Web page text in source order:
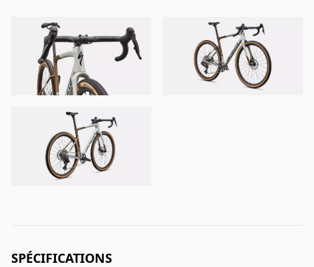
SPÉCIFICATIONS